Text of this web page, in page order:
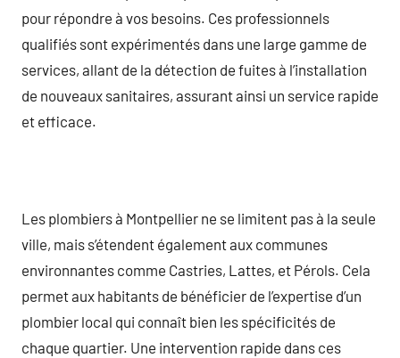
pour répondre à vos besoins. Ces professionnels
qualifiés sont expérimentés dans une large gamme de
services, allant de la détection de fuites à l’installation
de nouveaux sanitaires, assurant ainsi un service rapide
et efficace.
Les plombiers à Montpellier ne se limitent pas à la seule
ville, mais s’étendent également aux communes
environnantes comme Castries, Lattes, et Pérols. Cela
permet aux habitants de bénéficier de l’expertise d’un
plombier local qui connaît bien les spécificités de
chaque quartier. Une intervention rapide dans ces